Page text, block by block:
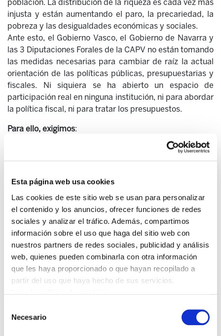
Esta página web usa cookies
Las cookies de este sitio web se usan para personalizar
el contenido y los anuncios, ofrecer funciones de redes
sociales y analizar el tráfico. Además, compartimos
información sobre el uso que haga del sitio web con
nuestros partners de redes sociales, publicidad y análisis
web, quienes pueden combinarla con otra información
que les haya proporcionado o que hayan recopilado a
partir del uso que haya hecho de sus servicios.
Necesario
población. La distribución de la riqueza es cada vez más
injusta y están aumentando el paro, la precariedad, la
pobreza y las desigualdades económicas y sociales.
Ante esto, el Gobierno Vasco, el Gobierno de Navarra y
las 3 Diputaciones Forales de la CAPV no están tomando
las medidas necesarias para cambiar de raíz la actual
orientación de las políticas públicas, presupuestarias y
fiscales. Ni siquiera se ha abierto un espacio de
participación real en ninguna institución, ni para abordar
la política fiscal, ni para tratar los presupuestos.
Para ello, exigimos:
UN CAMBIO EN LAS POLÍTICAS PRESUPUESTARIAS,
No aceptar las limitaciones presupuestarias y
recortes que el gobierno español ha aprobado. Revertir
los recortes aprobados por las instituciones de HEH.
2.Una política fiscal justa y progresiva que contribuya al
reparto más equitativo de la riqueza.
3.Desarrollar los servicios públicos propios para